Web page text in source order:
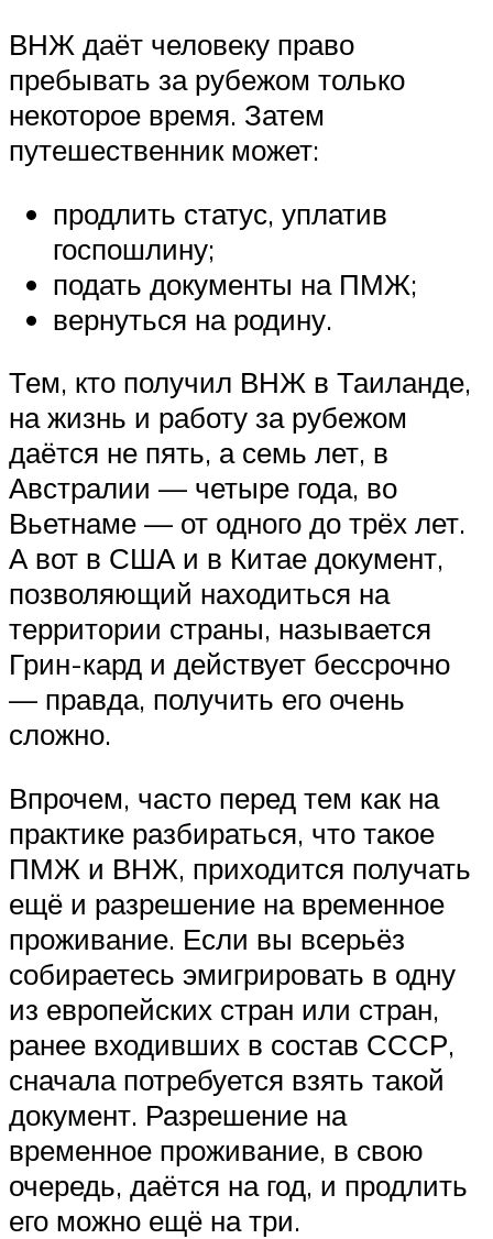
ВНЖ даёт человеку право
пребывать за рубежом только
некоторое время. Затем
путешественник может:
продлить статус, уплатив
госпошлину;
подать документы на ПМЖ;
вернуться на родину.
Тем, кто получил ВНЖ в Таиланде,
на жизнь и работу за рубежом
даётся не пять, а семь лет, в
Австралии — четыре года, во
Вьетнаме — от одного до трёх лет.
А вот в США и в Китае документ,
позволяющий находиться на
территории страны, называется
Грин-кард и действует бессрочно
— правда, получить его очень
сложно.
Впрочем, часто перед тем как на
практике разбираться, что такое
ПМЖ и ВНЖ, приходится получать
ещё и разрешение на временное
проживание. Если вы всерьёз
собираетесь эмигрировать в одну
из европейских стран или стран,
ранее входивших в состав СССР,
сначала потребуется взять такой
документ. Разрешение на
временное проживание, в свою
очередь, даётся на год, и продлить
его можно ещё на три.